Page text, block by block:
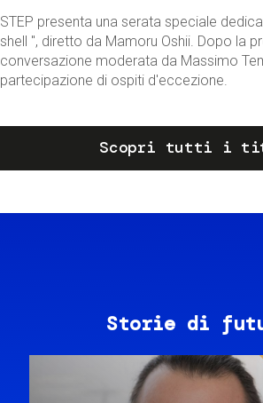
STEP presenta una serata speciale
shell ", diretto da Mamoru Oshii. Dopo la
conversazione moderata da Massimo
partecipazione di ospiti d'eccezione.
Scopri tutti i
Storie di